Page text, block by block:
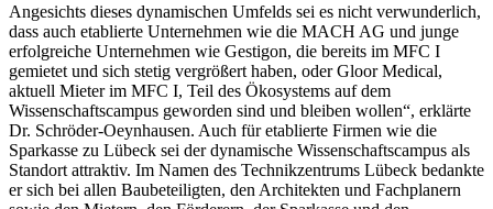
Angesichts dieses dynamischen Umfelds sei es nicht verwunderlich,
dass auch etablierte Unternehmen wie die MACH AG und junge
erfolgreiche Unternehmen wie Gestigon, die bereits im MFC I
gemietet und sich stetig vergrößert haben, oder Gloor Medical,
aktuell Mieter im MFC I, Teil des Ökosystems auf dem
Wissenschaftscampus geworden sind und bleiben wollen“, erklärte
Dr. Schröder-Oeynhausen. Auch für etablierte Firmen wie die
Sparkasse zu Lübeck sei der dynamische Wissenschaftscampus als
Standort attraktiv. Im Namen des Technikzentrums Lübeck bedankte
er sich bei allen Baubeteiligten, den Architekten und Fachplanern